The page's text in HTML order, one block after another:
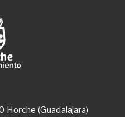
Horche (Guadalajara)